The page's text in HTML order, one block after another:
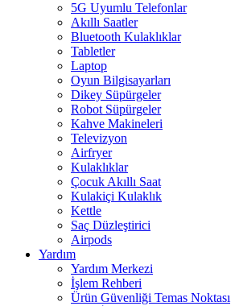
5G Uyumlu Telefonlar
Akıllı Saatler
Bluetooth Kulaklıklar
Tabletler
Laptop
Oyun Bilgisayarları
Dikey Süpürgeler
Robot Süpürgeler
Kahve Makineleri
Televizyon
Airfryer
Kulaklıklar
Çocuk Akıllı Saat
Kulakiçi Kulaklık
Kettle
Saç Düzleştirici
Airpods
Yardım
Yardım Merkezi
İşlem Rehberi
Ürün Güvenliği Temas Noktası